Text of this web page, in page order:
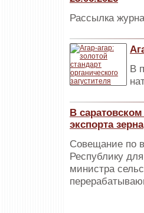
Рассылка
В
В
экспорта зерна
Совещание по
Республику
министра